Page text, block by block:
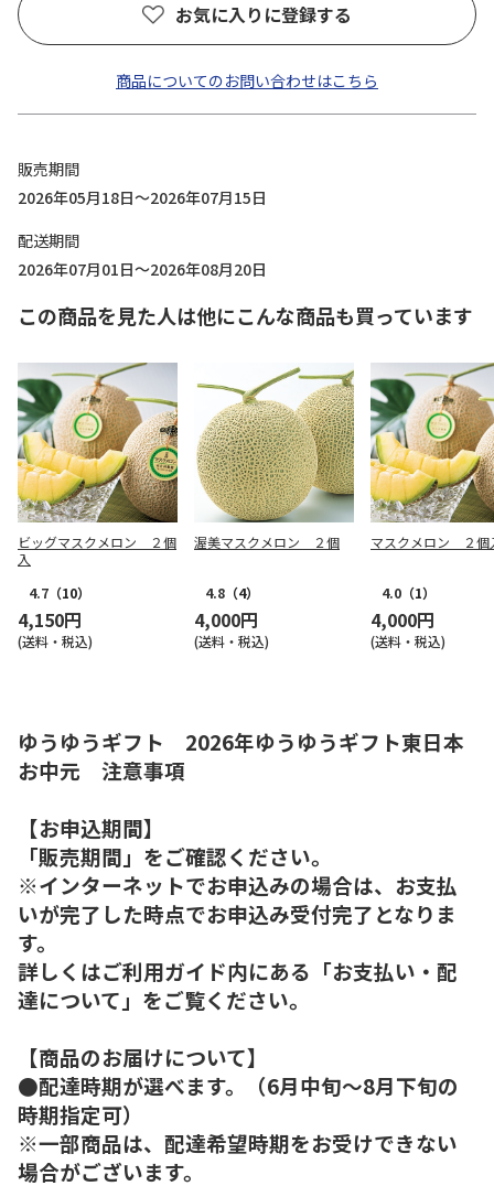
お気に入りに登録する
商品についてのお問い合わせはこちら
販売期間
2026年05月18日～2026年07月15日
配送期間
2026年07月01日～2026年08月20日
この商品を見た人は他にこんな商品も買っています
ビッグマスクメロン ２個
入
4.7 （10）
4,150円
(送料・税込)
渥美マスクメロン ２個
4.8 （4）
4,000円
(送料・税込)
マスクメロン ２個
4.0 （1）
4,000円
(送料・税込)
ゆうゆうギフト 2026年ゆうゆうギフト東日本
お中元 注意事項
【お申込期間】
「販売期間」をご確認ください。
※インターネットでお申込みの場合は、お支払
いが完了した時点でお申込み受付完了となりま
す。
詳しくはご利用ガイド内にある「お支払い・配
達について」をご覧ください。
【商品のお届けについて】
●配達時期が選べます。（6月中旬～8月下旬の
時期指定可）
※一部商品は、配達希望時期をお受けできない
場合がございます。